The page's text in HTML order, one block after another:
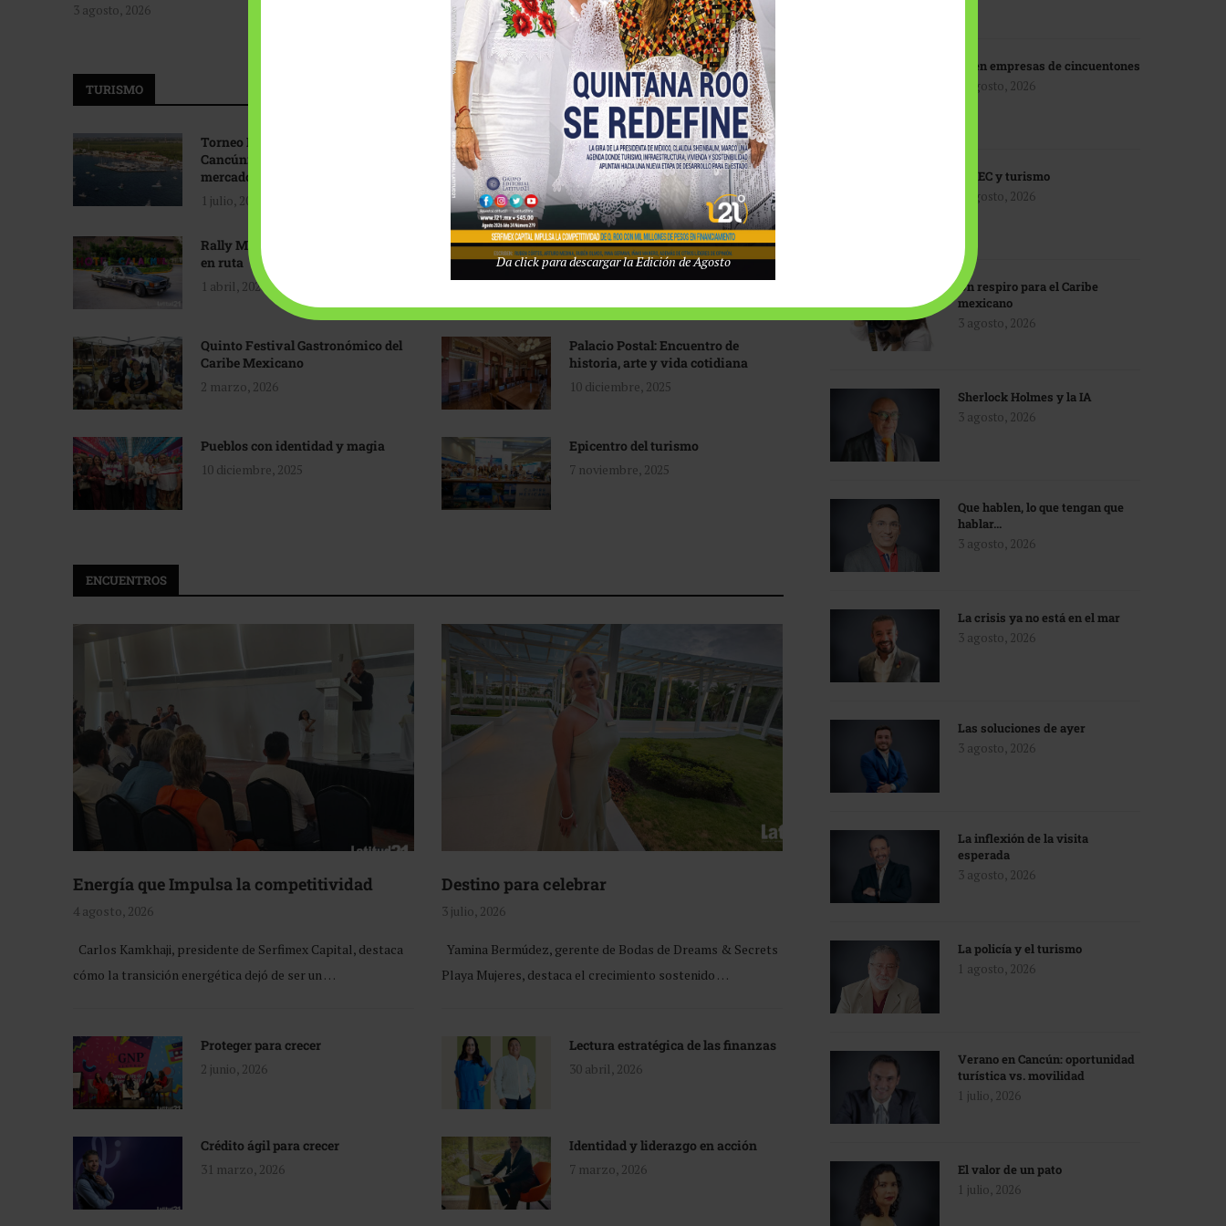
3 agosto, 2026
Tecnológico de Monterrey
3 agosto, 2026
TURISMO
Torneo Internacional de Pesca
Cancún: Navegando hacia nuevos
mercados
1 julio, 2026
Promoción turística con visión
1 abril, 2026
Rally Maya: Herencia automotriz
en ruta
1 abril, 2026
Industria global en
reconfiguración
31 marzo, 2026
Quinto Festival Gastronómico del
Caribe Mexicano
2 marzo, 2026
Palacio Postal: Encuentro de
historia, arte y vida cotidiana
10 diciembre, 2025
Pueblos con identidad y magia
10 diciembre, 2025
Epicentro del turismo
7 noviembre, 2025
ENCUENTROS
Energía que Impulsa la competitividad
4 agosto, 2026
Carlos Kamkhaji, presidente de Serfimex Capital, destaca
cómo la transición energética dejó de ser un …
Destino para celebrar
3 julio, 2026
Yamina Bermúdez, gerente de Bodas de Dreams & Secrets
Playa Mujeres, destaca el crecimiento sostenido …
Proteger para crecer
2 junio, 2026
Lectura estratégica de las finanzas
30 abril, 2026
Crédito ágil para crecer
31 marzo, 2026
Identidad y liderazgo en acción
7 marzo, 2026
IA en empresas de cincuentones
3 agosto, 2026
TMEC y turismo
3 agosto, 2026
Un respiro para el Caribe
mexicano
3 agosto, 2026
Sherlock Holmes y la IA
3 agosto, 2026
Que hablen, lo que tengan que
hablar…
3 agosto, 2026
La crisis ya no está en el mar
3 agosto, 2026
Las soluciones de ayer
3 agosto, 2026
La inflexión de la visita
esperada
3 agosto, 2026
La policía y el turismo
1 agosto, 2026
Verano en Cancún: oportunidad
turística vs. movilidad
1 julio, 2026
El valor de un pato
1 julio, 2026
Da click para descargar la Edición de Agosto